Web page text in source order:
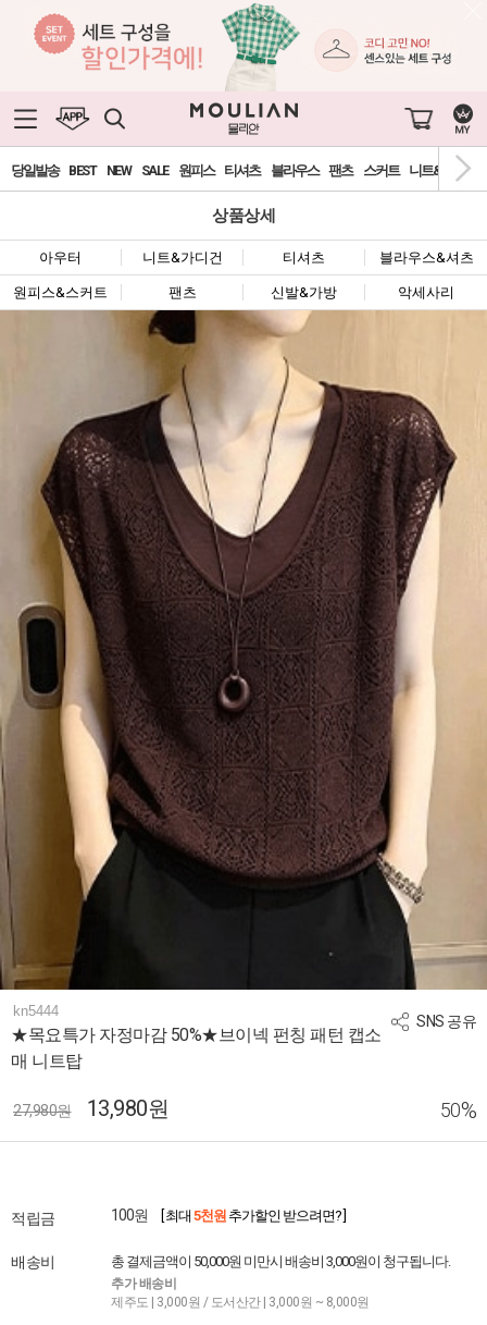
당일발송 BEST NEW SALE 원피스 티셔츠 블라우스 팬츠 스커트 니트&가디건
상품상세
아우터 니트&가디건 티셔츠 블라우스&셔츠
원피스&스커트 팬츠 신발&가방 악세사리
SNS 공유
kn5444
★목요특가 자정마감 50%★브이넥 펀칭 패턴 캡소
매 니트탑
27,980원 13,980원 50%
적립금 100원 [ 최대 5천원 추가할인 받으려면? ]
배송비 총 결제금액이 50,000원 미만시 배송비 3,000원이 청구됩니다.
추가 배송비
제주도 | 3,000원 / 도서산간 | 3,000원 ~ 8,000원